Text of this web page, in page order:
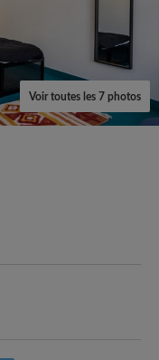
Voir toutes les 7 photos